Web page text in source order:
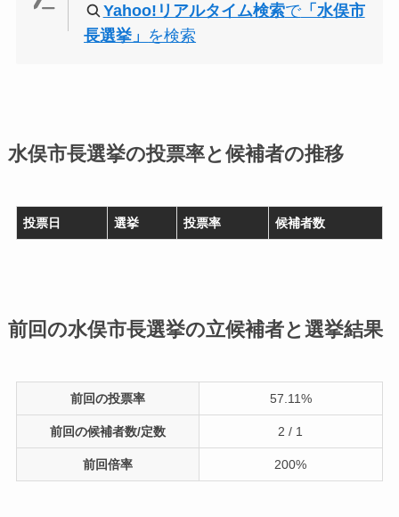
Yahoo!リアルタイム検索で「水俣市
長選挙」 を検索
水俣市長選挙の投票率と候補者の推移
投票日 選挙 投票率 候補者数
前回の水俣市長選挙の立候補者と選挙結果
前回の投票率 57.11%
前回の候補者数/定数 2 / 1
前回倍率 200%